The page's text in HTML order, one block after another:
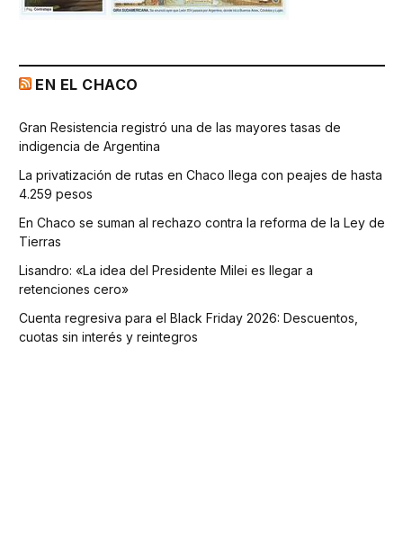
EN EL CHACO
Gran Resistencia registró una de las mayores tasas de
indigencia de Argentina
La privatización de rutas en Chaco llega con peajes de hasta
4.259 pesos
En Chaco se suman al rechazo contra la reforma de la Ley de
Tierras
Lisandro: «La idea del Presidente Milei es llegar a
retenciones cero»
Cuenta regresiva para el Black Friday 2026: Descuentos,
cuotas sin interés y reintegros